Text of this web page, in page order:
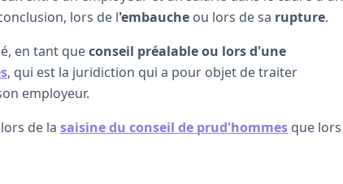
lors de l'embauche ou lors de sa rupture.
en tant queconseil préalable ou lors d'une
, qui est la juridiction qui a pour objet de traiter
employeur.
de la saisine du conseil de prud'hommes que lors